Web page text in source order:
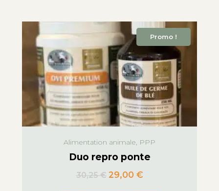
Promo !
Alimentation animale, PPP
Duo repro ponte
30,25€ 29,00 €